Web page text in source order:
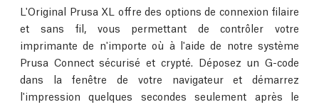
L'Original Prusa XL offre des options de connexion filaire
et sans fil, vous permettant de contrôler votre
imprimante de n'importe où à l'aide de notre système
Prusa Connect sécurisé et crypté. Déposez un G-code
dans la fenêtre de votre navigateur et démarrez
l'impression quelques secondes seulement après le